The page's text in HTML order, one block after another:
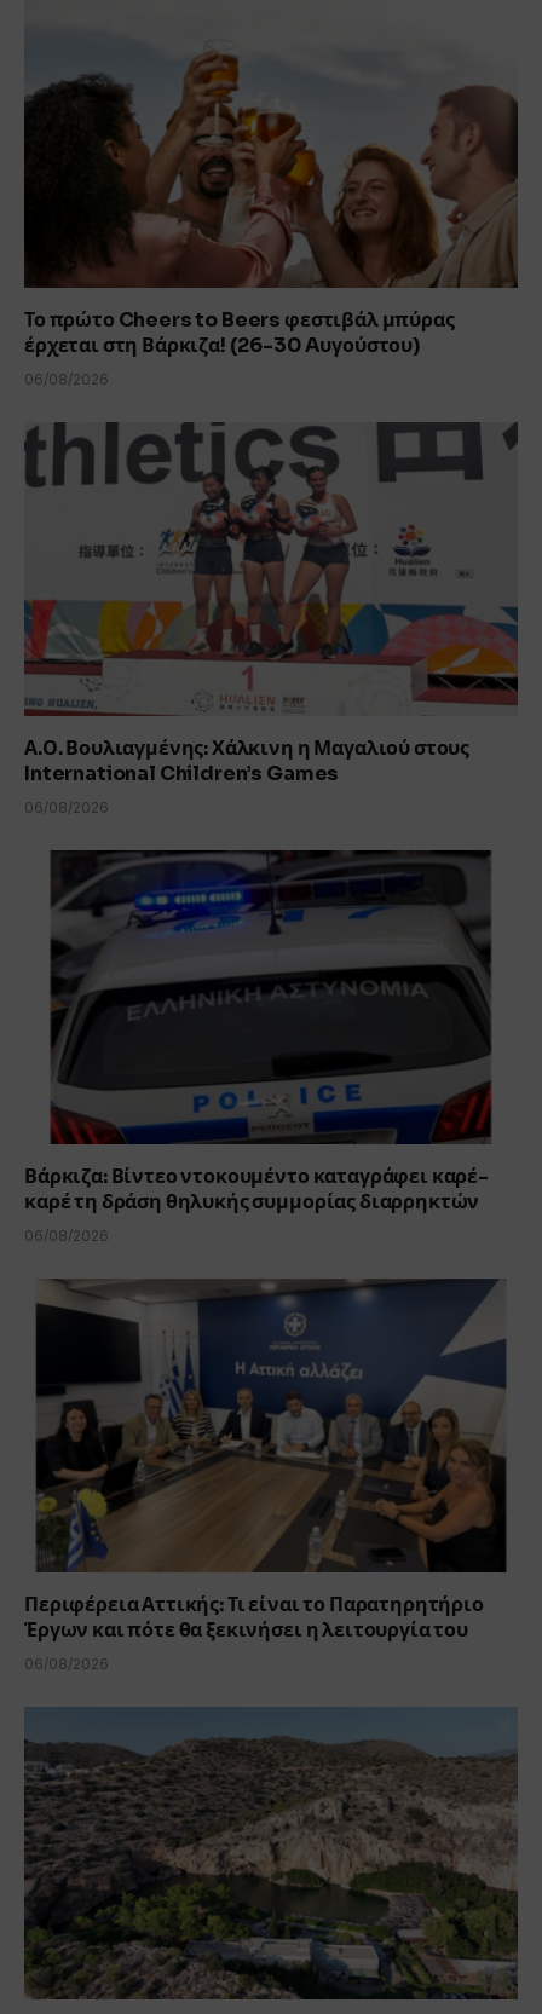
Το πρώτο Cheers to Beers φεστιβάλ μπύρας
έρχεται στη Βάρκιζα! (26-30 Aυγούστου)
06/08/2026
Α.Ο. Βουλιαγμένης: Χάλκινη η Μαγαλιού στους
International Children’s Games
06/08/2026
Βάρκιζα: Βίντεο ντοκουμέντο καταγράφει καρέ-
καρέ τη δράση θηλυκής συμμορίας διαρρηκτών
06/08/2026
Περιφέρεια Αττικής: Τι είναι το Παρατηρητήριο
Έργων και πότε θα ξεκινήσει η λειτουργία του
06/08/2026